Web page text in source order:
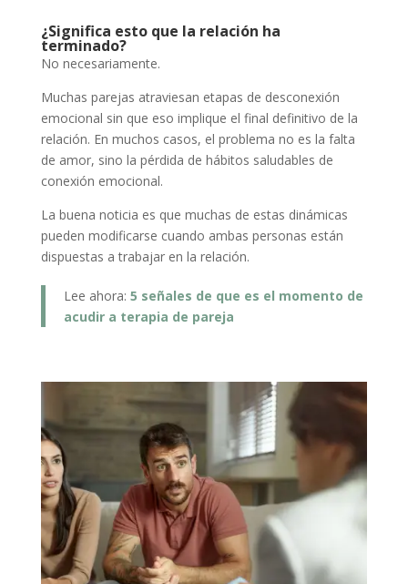
¿Significa esto que la relación ha
terminado?
No necesariamente.
Muchas parejas atraviesan etapas de desconexión
emocional sin que eso implique el final definitivo de la
relación. En muchos casos, el problema no es la falta
de amor, sino la pérdida de hábitos saludables de
conexión emocional.
La buena noticia es que muchas de estas dinámicas
pueden modificarse cuando ambas personas están
dispuestas a trabajar en la relación.
Lee ahora: 5 señales de que es el momento de
acudir a terapia de pareja